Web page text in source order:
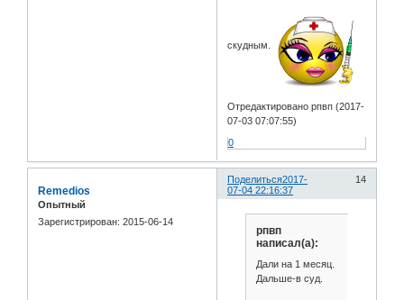
скудным.
Отредактировано рпвп (2017-
07-03 07:07:55)
0
Поделиться 14
2017-
07-04 22:16:37
Remedios
Опытный
Зарегистрирован: 2015-06-14
рпвп
написал(а):
Дали на 1 месяц.
Дальше-в суд.